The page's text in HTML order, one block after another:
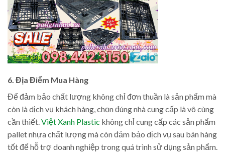
6. Địa Điểm Mua Hàng
Để đảm bảo chất lượng không chỉ đơn thuần là sản phẩm mà
còn là dịch vụ khách hàng, chọn đúng nhà cung cấp là vô cùng
cần thiết.Việt Xanh Plastic không chỉ cung cấp các sản phẩm
pallet nhựa chất lượng mà còn đảm bảo dịch vụ sau bán hàng
tốt để hỗ trợ doanh nghiệp trong quá trình sử dụng sản phẩm.